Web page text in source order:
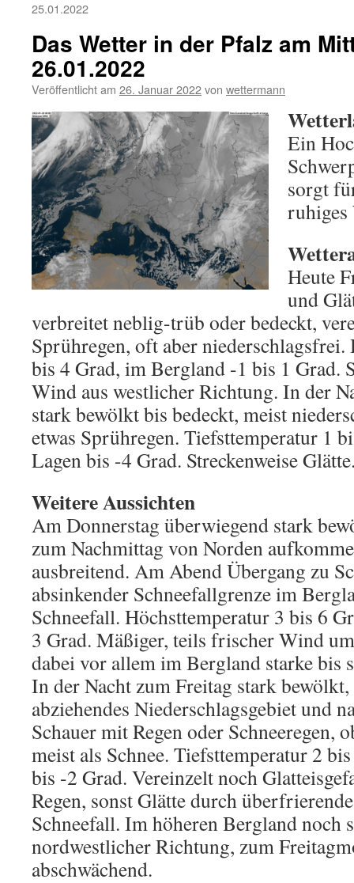
25.01.2022
Das Wetter in der Pfalz am
26.01.2022
Veröffentlicht am 26. Januar 2022von wettermann
Ein
sorgt
ruhiges
Heute
und
verbreitet neblig-trüb oder bedeckt,
Sprühregen, oft aber
bis 4 Grad, im Bergland -1 bis 1 Grad.
Wind aus westlicher Richtung. In der
stark bewölkt bis bedeckt, meist
etwas Sprühregen. Tiefsttemperatur 1
Lagen bis -4 Grad. Streckenweise
Weitere Aussichten
Am Donnerstag überwiegend stark
zum Nachmittag von Norden
ausbreitend. Am Abend Übergang zu
absinkender Schneefallgrenze im
Schneefall. Höchsttemperatur 3 bis 6
3 Grad. Mäßiger, teils frischer Wind
dabei vor allem im Bergland starke bis
In der Nacht zum Freitag stark bewölkt,
abziehendes Niederschlagsgebiet und
Schauer mit Regen oder Schneeregen,
meist als Schnee. Tiefsttemperatur 2
bis -2 Grad. Vereinzelt noch
Regen, sonst Glätte durch
Schneefall. Im höheren Bergland noch
nordwestlicher Richtung, zum
abschwächend.